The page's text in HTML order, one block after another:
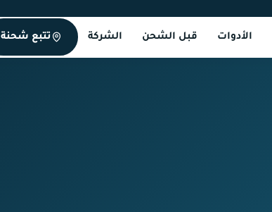
الأدوات قبل الشحن الشركة تتبع شحنة